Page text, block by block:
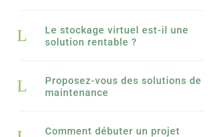
Le stockage virtuel est-il une
solution rentable ?
Proposez-vous des solutions de
maintenance
Comment débuter un projet